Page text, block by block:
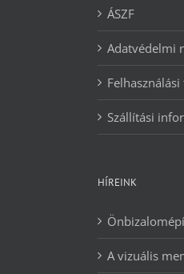
ÁSZF
Adatvédelmi
Szállítási
HÍREINK
A vizuális